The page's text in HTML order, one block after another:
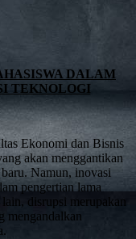
DALAM
TEKNOLOGI
Ekonomi dan Bisnis
akan menggantikan
Namun, inovasi
pengertian lama
lain, disrupsi merupakan
mengandalkan